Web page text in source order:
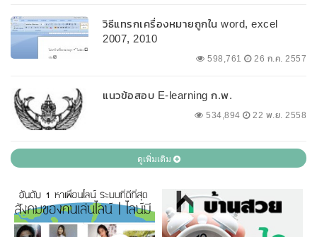
วิธีแทรกเครื่องหมายถูกใน word, excel
2007, 2010
598,761 26 ก.ค. 2557
แนวข้อสอบ E-learning ก.พ.
534,894 22 พ.ย. 2558
ดูเพิ่มเติม